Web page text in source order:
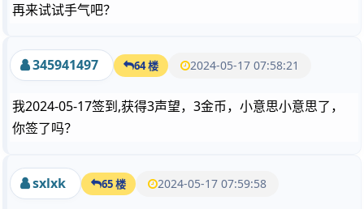
再来试试手气吧？
345941497 64 楼 2024-05-17 07:58:21
我2024-05-17签到,获得3声望，3金币，小意思小意思了，
你签了吗？
sxlxk 65 楼 2024-05-17 07:59:58